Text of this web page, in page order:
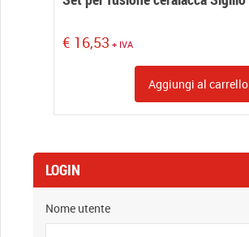
€ 16,53 + IVA
Aggiungi al carrello
LOGIN
Nome utente